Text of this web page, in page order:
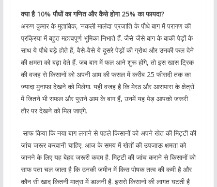
क्या है 10% पौधों का गणित और कैसे होगा 25% का फायदा?
अरुण कुमार के मुताबिक, ‘नकली मालंदा’ प्रजाति के पौधे बाग में परागण की
प्रक्रिया में बहुत महत्वपूर्ण भूमिका निभाते हैं. जैसे-जैसे बाग के बाकी पेड़ों के
साथ ये पौधे बड़े होते हैं, वैसे-वैसे ये दूसरे पेड़ों की ग्रोथ और उनकी फल देने
की क्षमता को बढ़ा देते हैं. जब बाग में फल आने शुरू होंगे, तो इस खास ट्रिक
की वजह से किसानों को अपनी आम की फसल में करीब 25 फीसदी तक का
ज्यादा मुनाफा देखने को मिलेगा. यही वजह है कि मेरठ और आसपास के क्षेत्रों
में जितने भी सफल और पुराने आम के बाग हैं, उनमें यह पेड़ आपको जरूरी
तौर पर देखने को मिल जाएंगे.
साफ किया कि नया बाग लगाने से पहले किसानों को अपने खेत की मिट्टी की
जांच जरूर करवानी चाहिए. आज के समय में खेतों की उपजाऊ क्षमता को
जानने के लिए यह बेहद जरूरी कदम है. मिट्टी की जांच कराने से किसानों को
साफ पता चल जाता है कि उनकी जमीन में किस पोषक तत्व की कमी है और
कौन सी खाद कितनी मात्रा में डालनी है. इससे किसानों की लागत घटती है